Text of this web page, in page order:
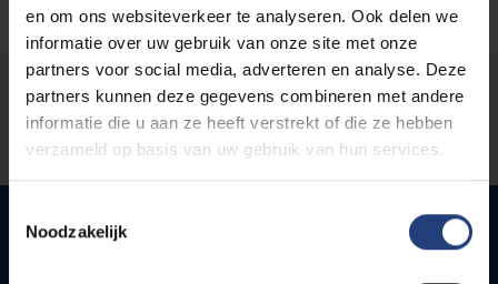
en om ons websiteverkeer te analyseren. Ook delen we
informatie over uw gebruik van onze site met onze
partners voor social media, adverteren en analyse. Deze
partners kunnen deze gegevens combineren met andere
informatie die u aan ze heeft verstrekt of die ze hebben
verzameld op basis van uw gebruik van hun services.
Noodzakelijk
Stond er een fout op deze pagina?
Laat het ons weten